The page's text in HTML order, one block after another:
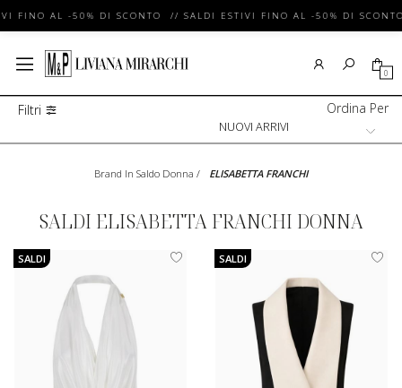
FINO AL -50% DI SCONTO // SALDI ESTIVI FINO AL -50% DI
0
Filtri Ordina Per
Brand In Saldo Donna / ELISABETTA FRANCHI
SALDI ELISABETTA FRANCHI DONNA
SALDI SALDI